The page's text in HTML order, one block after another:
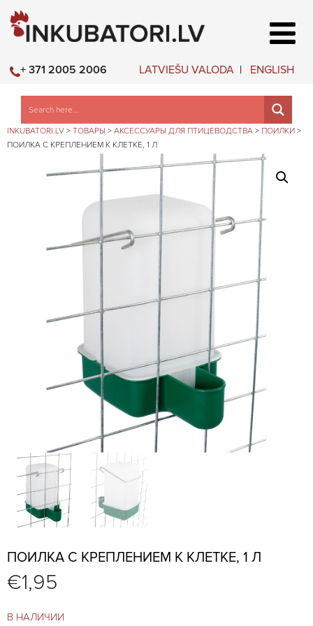
LATVIEŠU VALODA ENGLISH
+ 371 2005 2006
INKUBATORI.LV > ТОВАРЫ > АКСЕССУАРЫ ДЛЯ ПТИЦЕВОДСТВА > ПОИЛКИ >
ПОИЛКА С КРЕПЛЕНИЕМ К КЛЕТКЕ, 1 Л
ПОИЛКА С КРЕПЛЕНИЕМ К КЛЕТКЕ, 1 Л
€1,95
В НАЛИЧИИ